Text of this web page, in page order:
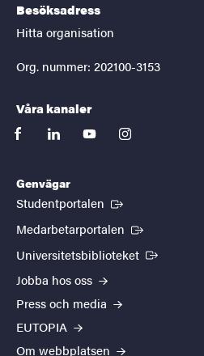
Besöksadress
Hitta organisation
Org. nummer: 202100-3153
Våra kanaler
facebooklinkedinyoutubeinstagram
Genvägar
Studentportalen (Extern länk)
Medarbetarportalen (Extern länk)
Universitetsbiblioteket (Extern länk)
Jobba hos oss
Press och media
EUTOPIA
Om webbplatsen